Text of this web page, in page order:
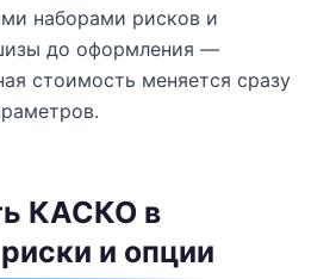
наборами рисков и
до оформления —
стоимость меняется сразу
КАСКО в
и опции